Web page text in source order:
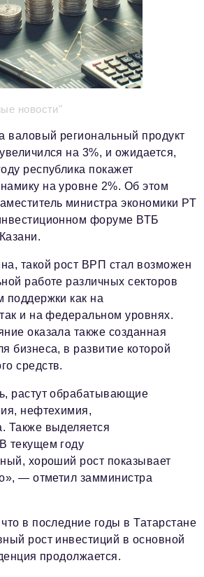
+7 495 727-01-67
редакции:
редакционная подписка
новости"
валовый региональный продукт
на 3%, и ожидается,
республика покажет
на уровне 2%. Об этом
министра экономики РТ
форуме ВТБ
такой рост ВРП стал возможен
работе различных секторов
поддержки как на
и на федеральном уровнях.
оказала также созданная
бизнеса, в развитие которой
средств.
растут обрабатывающие
нефтехимия,
Также выделяется
текущем году
хороший рост показывает
— отметил замминистра
в последние годы в Татарстане
рост инвестиций в основной
продолжается.